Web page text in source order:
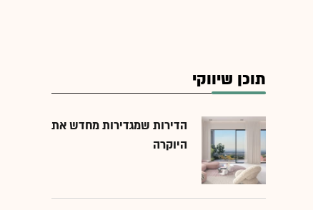
תוכן שיווקי
הדירות שמגדירות מחדש את
היוקרה